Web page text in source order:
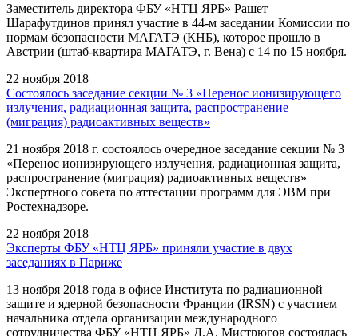
Заместитель директора ФБУ «НТЦ ЯРБ» Рашет
Шарафутдинов принял участие в 44-м заседании Комиссии по
нормам безопасности МАГАТЭ (КНБ), которое прошло в
Австрии (штаб-квартира МАГАТЭ, г. Вена) с 14 по 15 ноября.
22 ноября 2018
Состоялось заседание секции № 3 «Перенос ионизирующего
излучения, радиационная защита, распространение
(миграция) радиоактивных веществ»
21 ноября 2018 г. состоялось очередное заседание секции № 3
«Перенос ионизирующего излучения, радиационная защита,
распространение (миграция) радиоактивных веществ»
Экспертного совета по аттестации программ для ЭВМ при
Ростехнадзоре.
22 ноября 2018
Эксперты ФБУ «НТЦ ЯРБ» приняли участие в двух
заседаниях в Париже
13 ноября 2018 года в офисе Института по радиационной
защите и ядерной безопасности Франции (IRSN) с участием
начальника отдела организации международного
сотрудничества ФБУ «НТЦ ЯРБ» Д.А. Мистрюгов состоялась